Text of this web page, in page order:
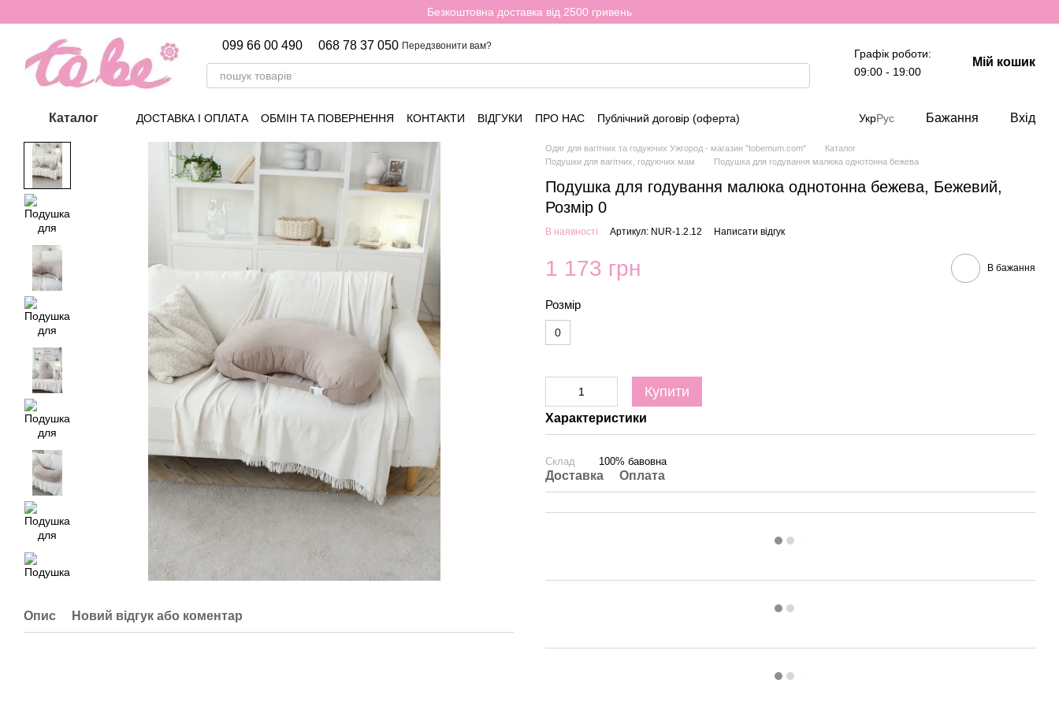
Безкоштовна доставка від 2500 гривень
099 66 00 490 068 78 37 050 Передзвонити вам?
Графік роботи:
09:00 - 19:00
Мій кошик
Каталог ДОСТАВКА І ОПЛАТА ОБМІН ТА ПОВЕРНЕННЯ КОНТАКТИ ВІДГУКИ ПРО НАС Публічний договір (оферта) УкрРус Бажання Вхід
Опис Новий відгук або коментар
Одяг для вагітних та годуючих Ужгород - магазин "tobemum.com"
Каталог
Подушки для вагітних, годуючих мам
Подушка для годування малюка однотонна бежева
Подушка для годування малюка однотонна бежева, Бежевий,
Розмір 0
В наявності Артикул: NUR-1.2.12 Написати відгук
1 173 грн В бажання
Розмір
0
Купити
Характеристики
Склад 100% бавовна
Доставка Оплата